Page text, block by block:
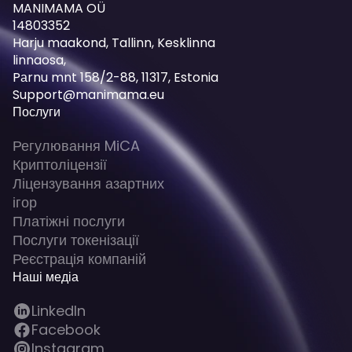
MANIMAMA OÜ
14803352
Harju maakond, Tallinn, Kesklinna
linnaosa,
Pаrnu mnt 158/2-88, 11317, Estonia
Support@manimama.eu
Послуги
Регулювання MiCA
Криптоліцензії
Ліцензування азартних
ігор
Платіжні послуги
Послуги токенізації
Реєстрація компаній
Наші медіа
LinkedIn
Facebook